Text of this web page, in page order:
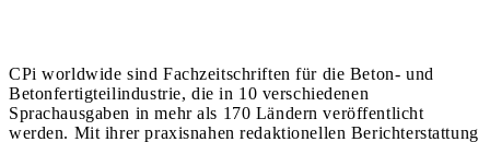
CPi worldwide sind Fachzeitschriften für die Beton- und
Betonfertigteilindustrie, die in 10 verschiedenen
Sprachausgaben in mehr als 170 Ländern veröffentlicht
werden. Mit ihrer praxisnahen redaktionellen Berichterstattung